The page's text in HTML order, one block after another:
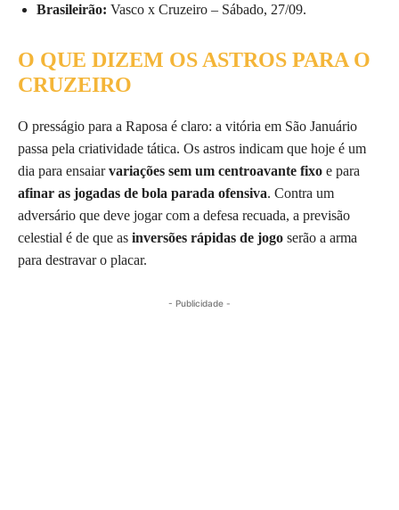
Brasileirão: Vasco x Cruzeiro – Sábado, 27/09.
O QUE DIZEM OS ASTROS PARA O
CRUZEIRO
O presságio para a Raposa é claro: a vitória em São Januário
passa pela criatividade tática. Os astros indicam que hoje é um
dia para ensaiarvariações sem um centroavante fixo e para
afinar as jogadas de bola parada ofensiva. Contra um
adversário que deve jogar com a defesa recuada, a previsão
celestial é de que as inversões rápidas de jogo serão a arma
para destravar o placar.
- Publicidade -